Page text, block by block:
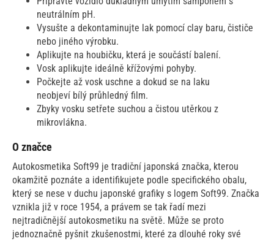
neutrálním pH.
Vysušte a dekontaminujte lak pomocí clay baru, čističe
nebo jiného výrobku.
Aplikujte na houbičku, která je součástí balení.
Vosk aplikujte ideálně křížovými pohyby.
Počkejte až vosk uschne a dokud se na laku
neobjeví bílý průhledný film.
Zbyky vosku setřete suchou a čistou utěrkou z
mikrovlákna.
O značce
Autokosmetika Soft99 je tradiční japonská značka, kterou
okamžitě poznáte a identifikujete podle specifického obalu,
který se nese v duchu japonské grafiky s logem Soft99. Značka
vznikla již v roce 1954, a právem se tak řadí mezi
nejtradičnější autokosmetiku na světě. Může se proto
jednoznačně pyšnit zkušenostmi, které za dlouhé roky své